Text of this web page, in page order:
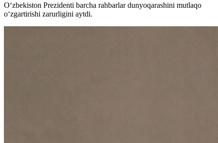
O‘zbekiston Prezidenti barcha rahbarlar dunyoqarashini mutlaqo
o‘zgartirishi zarurligini aytdi.